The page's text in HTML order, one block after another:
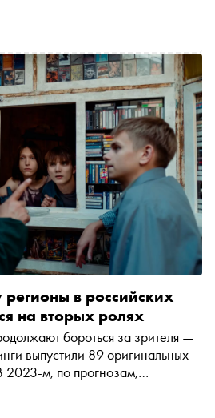
в российских
на вторых ролях
бороться за зрителя —
выпустили 89 оригинальных
2023-м, по прогнозам,
индустрия игнорирует съемки в